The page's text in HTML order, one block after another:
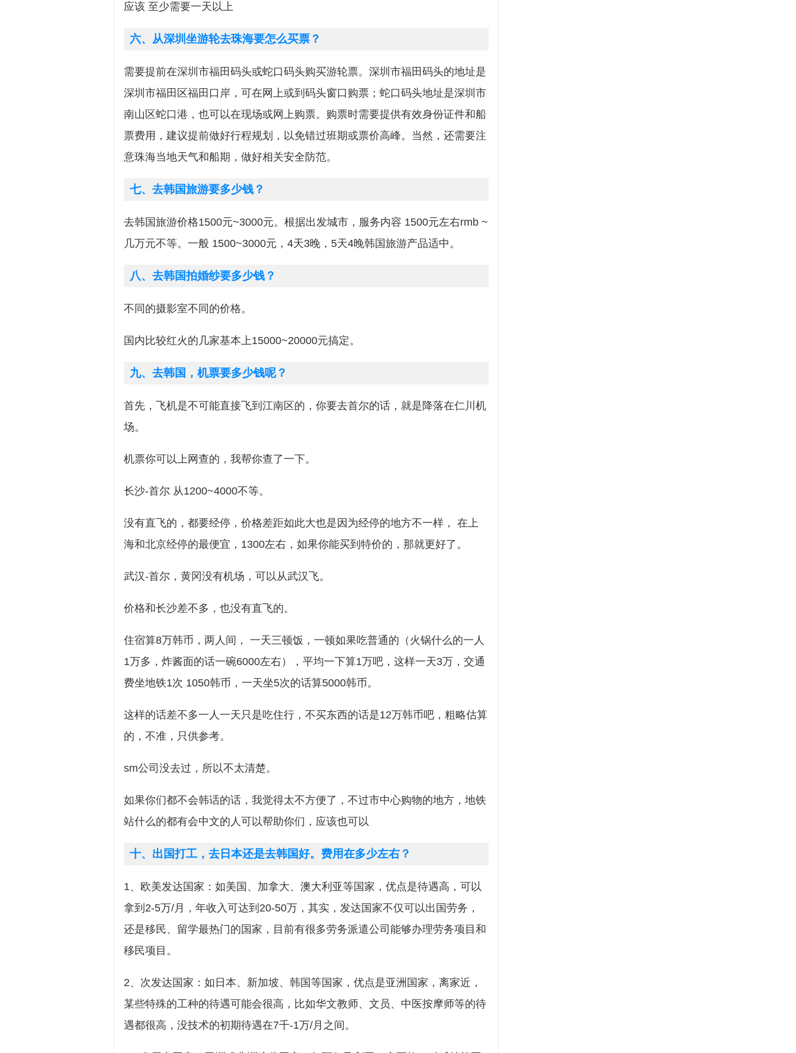
应该 至少需要一天以上
六、从深圳坐游轮去珠海要怎么买票？
需要提前在深圳市福田码头或蛇口码头购买游轮票。深圳市福田码头的地址是
深圳市福田区福田口岸，可在网上或到码头窗口购票；蛇口码头地址是深圳市
南山区蛇口港，也可以在现场或网上购票。购票时需要提供有效身份证件和船
票费用，建议提前做好行程规划，以免错过班期或票价高峰。当然，还需要注
意珠海当地天气和船期，做好相关安全防范。
七、去韩国旅游要多少钱？
去韩国旅游价格1500元~3000元。根据出发城市，服务内容 1500元左右rmb ~
几万元不等。一般 1500~3000元，4天3晚，5天4晚韩国旅游产品适中。
八、去韩国拍婚纱要多少钱？
不同的摄影室不同的价格。
国内比较红火的几家基本上15000~20000元搞定。
九、去韩国，机票要多少钱呢？
首先，飞机是不可能直接飞到江南区的，你要去首尔的话，就是降落在仁川机
场。
机票你可以上网查的，我帮你查了一下。
长沙-首尔 从1200~4000不等。
没有直飞的，都要经停，价格差距如此大也是因为经停的地方不一样， 在上
海和北京经停的最便宜，1300左右，如果你能买到特价的，那就更好了。
武汉-首尔，黄冈没有机场，可以从武汉飞。
价格和长沙差不多，也没有直飞的。
住宿算8万韩币，两人间， 一天三顿饭，一顿如果吃普通的（火锅什么的一人
1万多，炸酱面的话一碗6000左右），平均一下算1万吧，这样一天3万，交通
费坐地铁1次 1050韩币，一天坐5次的话算5000韩币。
这样的话差不多一人一天只是吃住行，不买东西的话是12万韩币吧，粗略估算
的，不准，只供参考。
sm公司没去过，所以不太清楚。
如果你们都不会韩话的话，我觉得太不方便了，不过市中心购物的地方，地铁
站什么的都有会中文的人可以帮助你们，应该也可以
十、出国打工，去日本还是去韩国好。费用在多少左右？
1、欧美发达国家：如美国、加拿大、澳大利亚等国家，优点是待遇高，可以
拿到2-5万/月，年收入可达到20-50万，其实，发达国家不仅可以出国劳务，
还是移民、留学最热门的国家，目前有很多劳务派遣公司能够办理劳务项目和
移民项目。
2、次发达国家：如日本、新加坡、韩国等国家，优点是亚洲国家，离家近，
某些特殊的工种的待遇可能会很高，比如华文教师、文员、中医按摩师等的待
遇都很高，没技术的初期待遇在7千-1万/月之间。